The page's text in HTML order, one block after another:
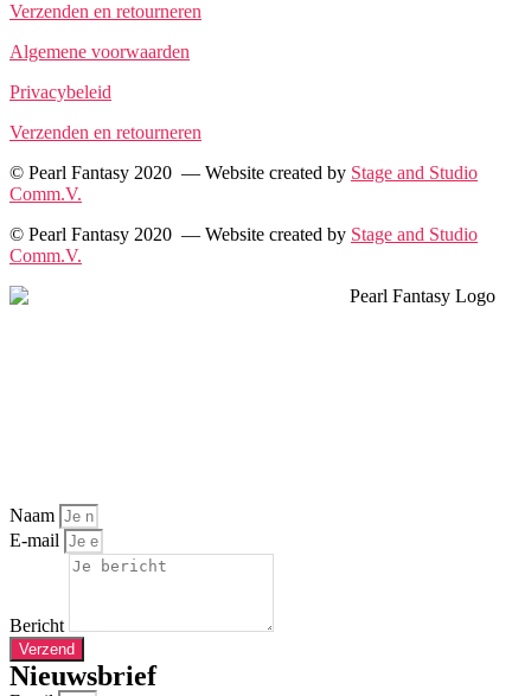
Verzenden en retourneren
Algemene voorwaarden
Privacybeleid
Verzenden en retourneren
© Pearl Fantasy 2020 — Website created by Stage and Studio
Comm.V.
© Pearl Fantasy 2020 — Website created by Stage and Studio
Comm.V.
Naam
E-mail
Bericht
Verzend
Nieuwsbrief